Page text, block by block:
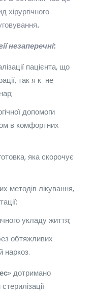
хірургічного
.
незаперечні:
пацієнта, що
так я к не
допомоги
в комфортних
яка скорочує
методів лікування,
укладу життя;
обтяжливих
наркоз.
» дотримано